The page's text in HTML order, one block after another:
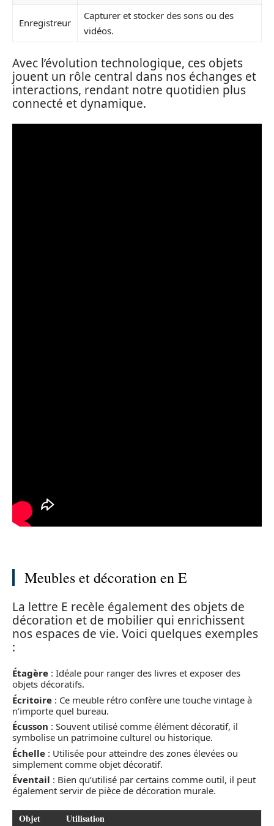
Enregistreur
Capturer et stocker des sons ou des
vidéos.
Avec l’évolution technologique, ces objets
jouent un rôle central dans nos échanges et
interactions, rendant notre quotidien plus
connecté et dynamique.
Meubles et décoration en E
La lettre E recèle également des objets de
décoration et de mobilier qui enrichissent
nos espaces de vie. Voici quelques exemples
:
Étagère : Idéale pour ranger des livres et exposer des
objets décoratifs.
Écritoire : Ce meuble rétro confère une touche vintage à
n’importe quel bureau.
Écusson : Souvent utilisé comme élément décoratif, il
symbolise un patrimoine culturel ou historique.
Échelle : Utilisée pour atteindre des zones élevées ou
simplement comme objet décoratif.
Éventail : Bien qu’utilisé par certains comme outil, il peut
également servir de pièce de décoration murale.
Objet Utilisation